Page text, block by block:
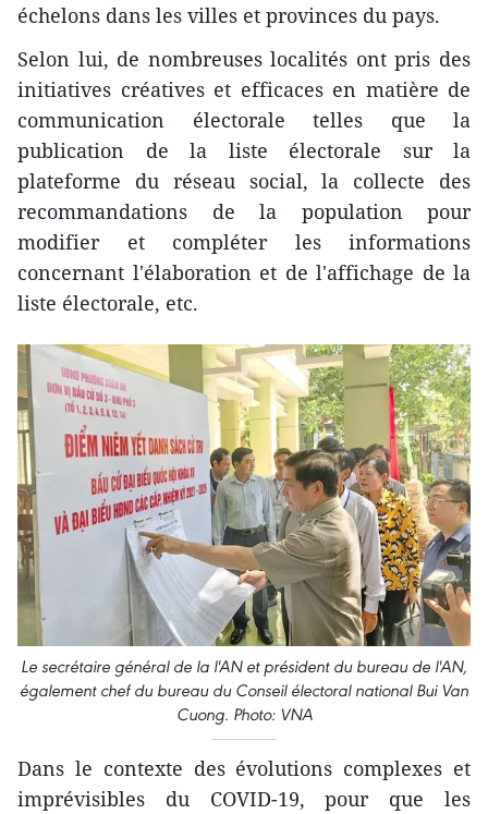
échelons dans les villes et provinces du pays.
Selon lui, de nombreuses localités ont pris des
initiatives créatives et efficaces en matière de
communication électorale telles que la
publication de la liste électorale sur la
plateforme du réseau social, la collecte des
recommandations de la population pour
modifier et compléter les informations
concernant l'élaboration et de l'affichage de la
liste électorale, etc.
Le secrétaire général de la l'AN et président du bureau de l'AN,
également chef du bureau du Conseil électoral national Bui Van
Cuong. Photo: VNA
Dans le contexte des évolutions complexes et
imprévisibles du COVID-19, pour que les